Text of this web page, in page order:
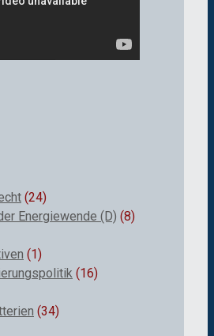
(24)
Energiewende (D) (8)
(1)
(16)
(34)